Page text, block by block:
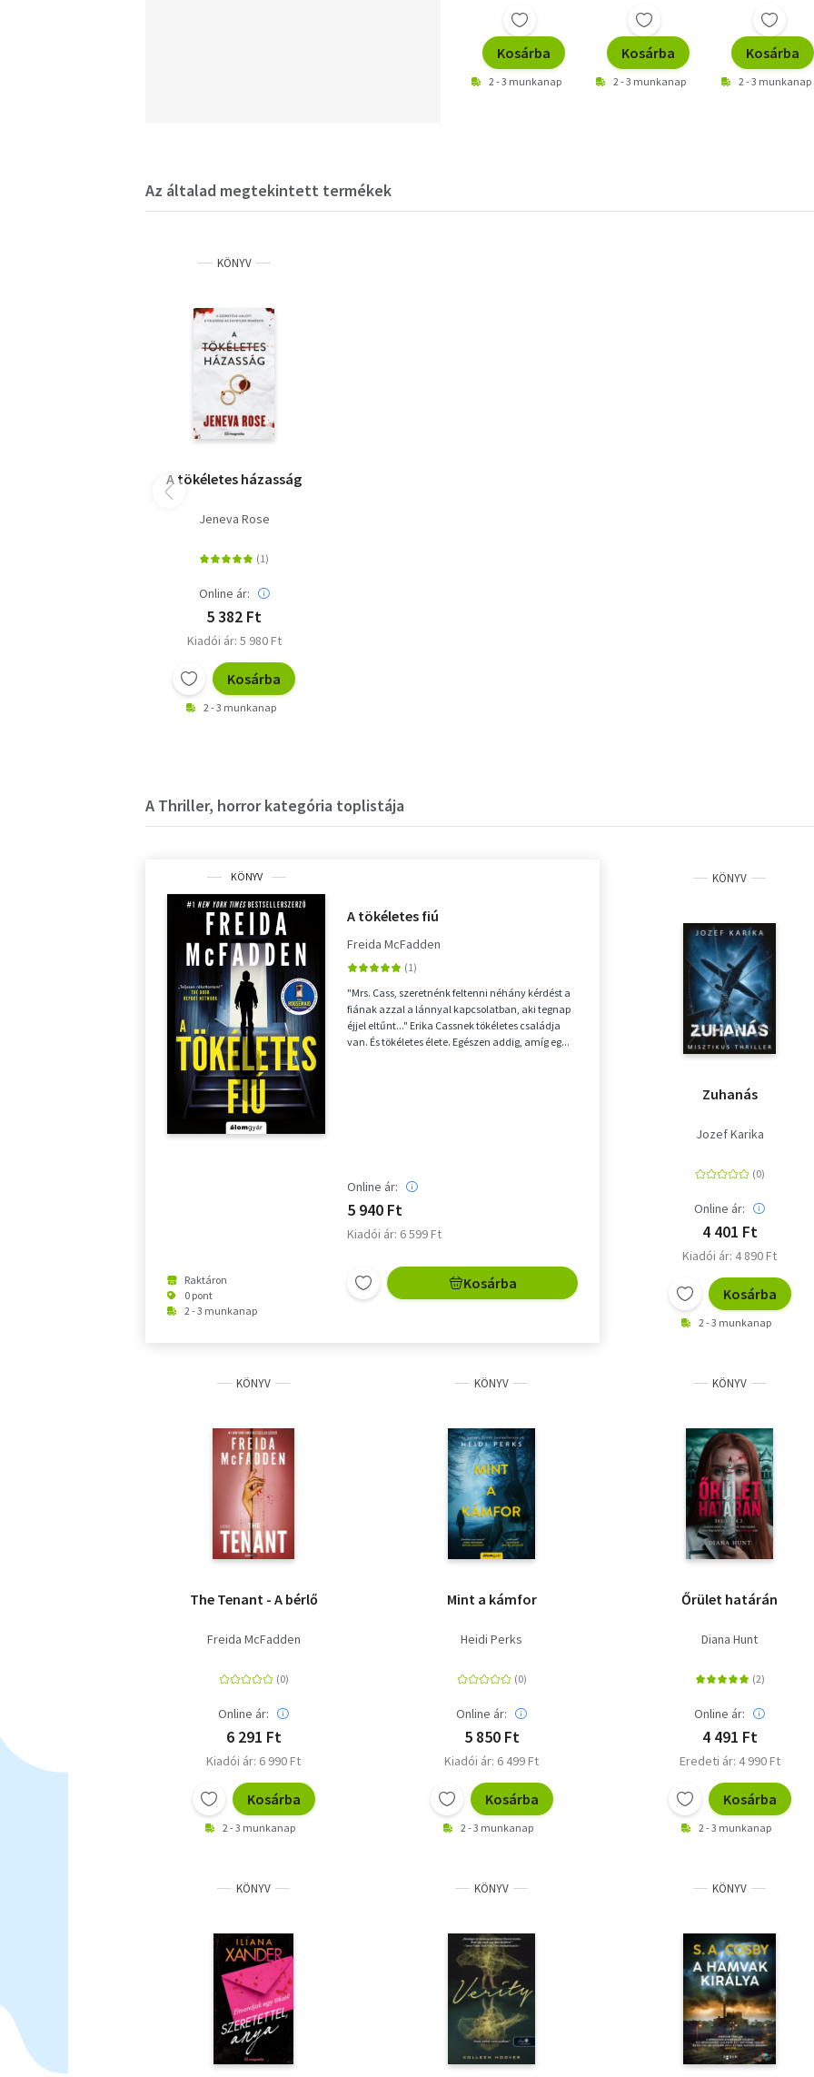
Kosárba
2 - 3 munkanap
Kosárba
2 - 3 munkanap
Kosárba
2 - 3 munkanap
Az általad megtekintett termékek
KÖNYV
A tökéletes házasság
Jeneva Rose
Online ár:
5 382 Ft
Kiadói ár: 5 980 Ft
Kosárba
2 - 3 munkanap
A Thriller, horror kategória toplistája
KÖNYV
Raktáron
0 pont
2 - 3 munkanap
A tökéletes fiú
Freida McFadden
"Mrs. Cass, szeretnénk feltenni néhány kérdést a
fiának azzal a lánnyal kapcsolatban, aki tegnap
éjjel eltűnt..." Erika Cassnek tökéletes családja
van. És tökéletes élete. Egészen addig, amíg eg...
Online ár:
5 940 Ft
Kiadói ár: 6 599 Ft
Kosárba
KÖNYV
Zuhanás
Jozef Karika
Online ár:
4 401 Ft
Kiadói ár: 4 890 Ft
Kosárba
2 - 3 munkanap
KÖNYV
The Tenant - A bérlő
Freida McFadden
Online ár:
6 291 Ft
Kiadói ár: 6 990 Ft
Kosárba
2 - 3 munkanap
KÖNYV
Mint a kámfor
Heidi Perks
Online ár:
5 850 Ft
Kiadói ár: 6 499 Ft
Kosárba
2 - 3 munkanap
KÖNYV
Őrület határán
Diana Hunt
Online ár:
4 491 Ft
Eredeti ár: 4 990 Ft
Kosárba
2 - 3 munkanap
KÖNYV KÖNYV KÖNYV